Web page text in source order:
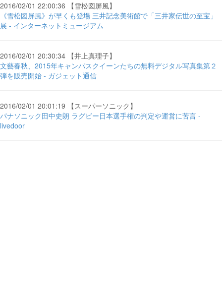
2016/02/01 22:00:36 【雪松図屏風】
《雪松図屏風》が早くも登場 三井記念美術館で「三井家伝世の至宝」
展 - インターネットミュージアム
2016/02/01 20:30:34 【井上真理子】
文藝春秋、2015年キャンパスクイーンたちの無料デジタル写真集第２
弾を販売開始 - ガジェット通信
2016/02/01 20:01:19 【スーパーソニック】
パナソニック田中史朗 ラグビー日本選手権の判定や運営に苦言 -
livedoor